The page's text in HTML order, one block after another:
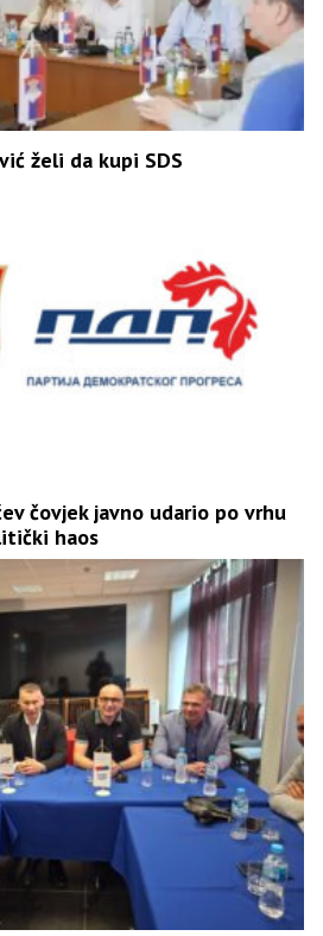
želi da kupi SDS
čovjek javno udario po vrhu
haos